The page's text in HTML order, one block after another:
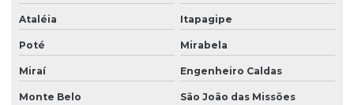
Ataléia Itapagipe
Poté Mirabela
Miraí Engenheiro Caldas
Monte Belo São João das Missões